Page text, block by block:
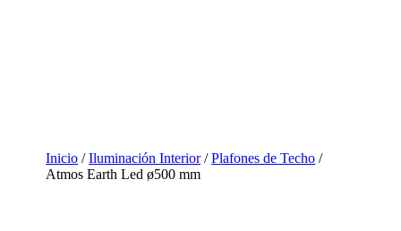
Inicio /Iluminación Interior/Plafones de Techo /
Atmos Earth Led ø500 mm